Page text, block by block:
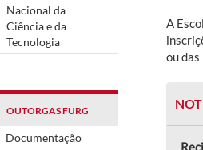
Nacional da
Ciência e da
Tecnologia
OUTORGAS FURG
Documentação
A
ou